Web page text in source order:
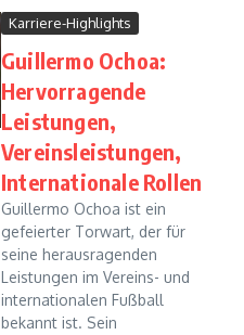
Karriere-Highlights
Guillermo Ochoa:
Hervorragende
Leistungen,
Vereinsleistungen,
Internationale Rollen
Guillermo Ochoa ist ein
gefeierter Torwart, der für
seine herausragenden
Leistungen im Vereins- und
internationalen Fußball
bekannt ist. Sein